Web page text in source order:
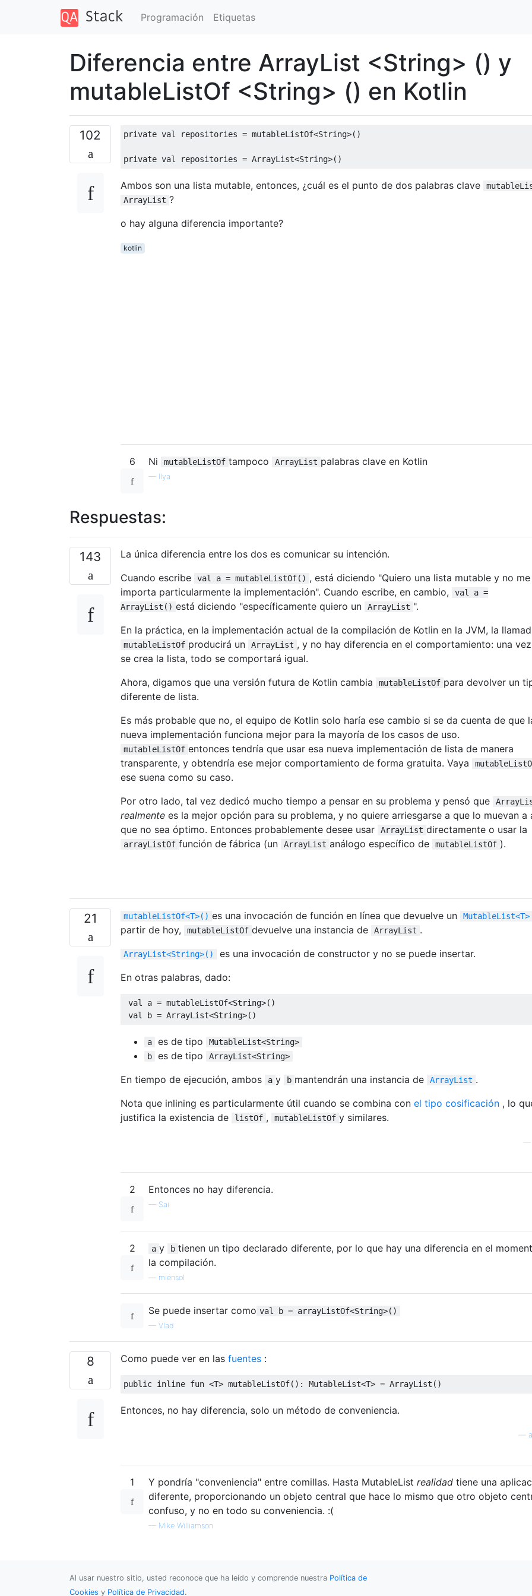
Programación Etiquetas
Diferencia entre ArrayList <String> () y
mutableListOf <String> () en Kotlin
102 private val repositories = mutableListOf<String>()
private val
Ambos son una lista mutable, entonces, ¿cuál es el punto de dos palabras clave
ArrayList ?
o hay alguna diferencia importante?
kotlin
6 Ni mutableListOf tampoco ArrayList palabras clave en Kotlin
— Ilya
Respuestas:
143
La única diferencia entre los dos es comunicar su intención.
Cuando escribe
val a = mutableListOf() , está diciendo "Quiero una lista mutable y no me
importa particularmente la implementación". Cuando escribe, en cambio,
val a =
ArrayList() está diciendo "específicamente quiero un ArrayList ".
En la práctica, en la implementación actual de la compilación de Kotlin en la JVM, la
mutableListOf producirá un ArrayList , y no hay diferencia en el comportamiento: una
se crea la lista, todo se comportará igual.
Ahora, digamos que una versión futura de Kotlin cambia
mutableListOf para devolver un
diferente de lista.
Es más probable que no, el equipo de Kotlin solo haría ese cambio si se da cuenta de que
nueva implementación funciona mejor para la mayoría de los casos de uso.
mutableListOf entonces tendría que usar esa nueva implementación de lista de manera
transparente, y obtendría ese mejor comportamiento de forma gratuita. Vaya
ese suena como su caso.
Por otro lado, tal vez dedicó mucho tiempo a pensar en su problema y pensó que
realmente es la mejor opción para su problema, y ​​no quiere arriesgarse a que lo muevan a
que no sea óptimo. Entonces probablemente desee usar
ArrayList directamente o usar la
arrayListOf función de fábrica (un ArrayList análogo específico de mutableListOf ).
21 mutableListOf<T>() es una invocación de función en línea que devuelve un MutableList<T>
partir de hoy,
mutableListOf devuelve una instancia de ArrayList .
ArrayList<String>()
es una invocación de constructor y no se puede insertar.
En otras palabras, dado:
val
a = mutableListOf<String>()
val
a es de tipo
MutableList<String>
b
es de tipo ArrayList<String>
En tiempo de ejecución, ambos a y b mantendrán una instancia de ArrayList .
Nota que inlining es particularmente útil cuando se combina con el tipo cosificación , lo
justifica la existencia de
listOf , mutableListOf y similares.
2 Entonces no hay diferencia.
— Sai
2 a y b tienen un tipo declarado diferente, por lo que hay una diferencia en el
la compilación.
miensol
Se puede insertar como val b = arrayListOf<String>()
— Vlad
8 Como puede ver en las fuentes :
public inline fun <T> mutableListOf()
Entonces, no hay diferencia, solo un método de conveniencia.
1 Y pondría "conveniencia" entre comillas. Hasta MutableList realidad tiene una
diferente, proporcionando un objeto central que hace lo mismo que otro objeto
confuso, y no en todo su conveniencia. :(
— Mike Williamson
Al usar nuestro sitio, usted reconoce que ha leído y comprende nuestra Política de
Cookies y Política de Privacidad.